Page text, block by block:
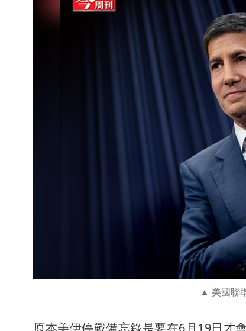
美國聯
原本美伊停戰備忘錄是要在6月19日才